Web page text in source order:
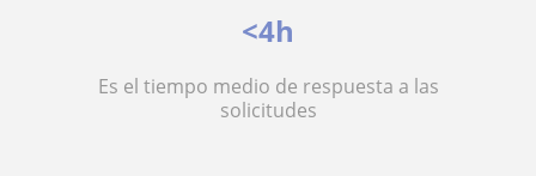
<4h
Es el tiempo medio de respuesta a las
solicitudes